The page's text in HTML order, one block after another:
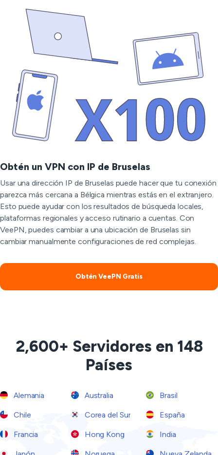
Obtén un VPN con IP de Bruselas
Usar una dirección IP de Bruselas puede hacer que tu conexión
parezca más cercana a Bélgica mientras estás en el extranjero.
Esto puede ayudar con los resultados de búsqueda locales,
plataformas regionales y acceso rutinario a cuentas. Con
VeePN, puedes cambiar a una ubicación de Bruselas sin
cambiar manualmente configuraciones de red complejas.
Obtén VeePN Gratis
2,600+ Servidores en 148
Países
Alemania Australia Brasil
Chile Corea del Sur España
Francia Hong Kong India